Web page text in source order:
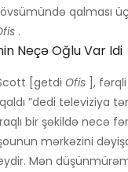
qalması
.
Neçə Oğlu Var Idi
[getdi Ofis ],
”dedi televiziya
bir şəkildə necə
mərkəzini
Mən